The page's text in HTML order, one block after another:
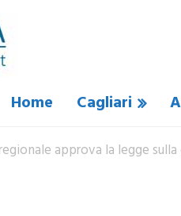
Home Cagliari
approva la legge